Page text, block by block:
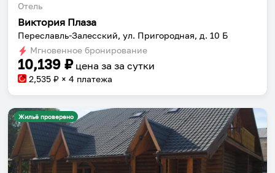
Отель
Виктория Плаза
Переславль-Залесский, ул. Пригородная, д. 10 Б
Мгновенное бронирование
10,139 ₽ цена за за сутки
2,535 ₽ × 4 платежа
Жильё проверено